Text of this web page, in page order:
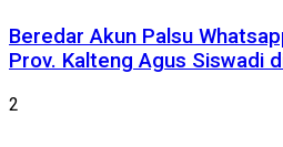
Beredar Akun Palsu
Prov. Kalteng Agus Siswadi
2